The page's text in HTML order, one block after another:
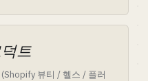
트
뷰티 / 헬스 / 플러